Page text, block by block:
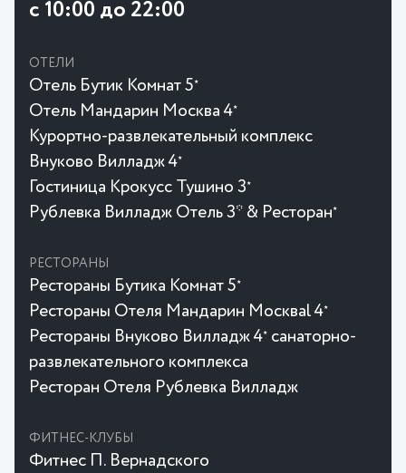
с 10:00 до 22:00
ОТЕЛИ
Отель Бутик Комнат 5★
Отель Мандарин Москва 4★
Курортно-развлекательный комплекс
Внуково Вилладж 4★
Гостиница Крокусc Тушино 3★
Рублевка Вилладж Отель 3* & Ресторан★
РЕСТОРАНЫ
Рестораны Бутика Комнат 5★
Рестораны Отеля Мандарин Москваl 4★
Рестораны Внуково Вилладж 4★
санаторно-
развлекательного комплекса
Ресторан Отеля Рублевка Вилладж
ФИТНЕС-КЛУБЫ
Фитнес П. Вернадского